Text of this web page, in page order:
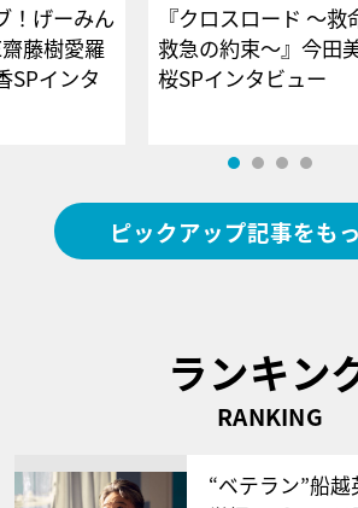
！げーみん
藤樹愛羅
SPインタ
『クロスロード ～救
救急の約束～』今田
桜SPインタビュー
ピックアップ記事をも
ランキン
RANKING
“ベテラン”船